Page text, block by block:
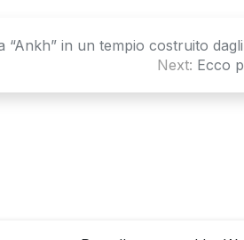
“Ankh” in un tempio costruito
Next: Ecco